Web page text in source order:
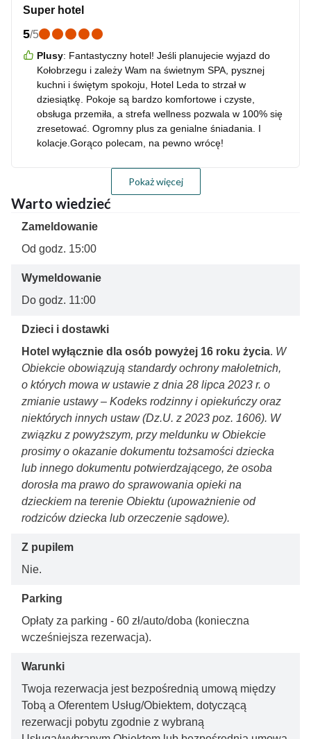
Super hotel
5/5
Plusy: Fantastyczny hotel! Jeśli planujecie wyjazd do
Kołobrzegu i zależy Wam na świetnym SPA, pysznej
kuchni i świętym spokoju, Hotel Leda to strzał w
dziesiątkę. Pokoje są bardzo komfortowe i czyste,
obsługa przemiła, a strefa wellness pozwala w 100% się
zresetować. Ogromny plus za genialne śniadania. I
kolacje.Gorąco polecam, na pewno wrócę!
Pokaż więcej
Warto wiedzieć
Zameldowanie
Od godz. 15:00
Wymeldowanie
Do godz. 11:00
Dzieci i dostawki
Hotel wyłącznie dla osób powyżej 16 roku życia. W
Obiekcie obowiązują standardy ochrony małoletnich,
o których mowa w ustawie z dnia 28 lipca 2023 r. o
zmianie ustawy – Kodeks rodzinny i opiekuńczy oraz
niektórych innych ustaw (Dz.U. z 2023 poz. 1606). W
związku z powyższym, przy meldunku w Obiekcie
prosimy o okazanie dokumentu tożsamości dziecka
lub innego dokumentu potwierdzającego, że osoba
dorosła ma prawo do sprawowania opieki na
dzieckiem na terenie Obiektu (upoważnienie od
rodziców dziecka lub orzeczenie sądowe).
Z pupilem
Nie.
Parking
Opłaty za parking - 60 zł/auto/doba (konieczna
wcześniejsza rezerwacja).
Warunki
Twoja rezerwacja jest bezpośrednią umową między
Tobą a Oferentem Usług/Obiektem, dotyczącą
rezerwacji pobytu zgodnie z wybraną